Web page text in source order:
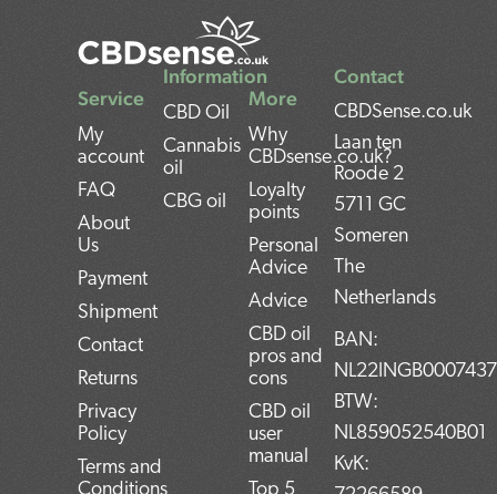
Contact
CBDSense.co.uk
Laan ten
Roode 2
5711 GC
Someren
The
Netherlands
BAN:
BTW:
NL859052540B01
KvK:
Service
My
account
FAQ
About
Us
Payment
Shipment
Contact
Returns
Privacy
Policy
Terms and
Information
CBD Oil
Cannabis
oil
CBG oil
More
Why
CBDsense.co.uk?
Loyalty
points
Personal
Advice
Advice
CBD oil
pros and
cons
CBD oil
user
manual